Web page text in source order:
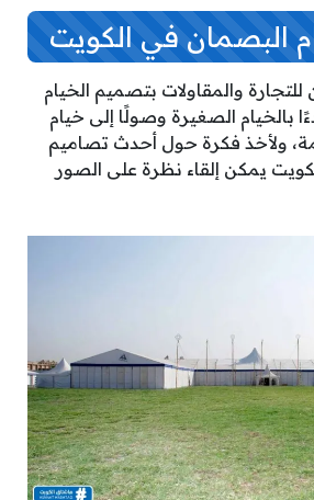
البصمان في الكويت
والمقاولات بتصميم الخيام
بالخيام الصغيرة وصولًا إلى خيام
ولأخذ فكرة حول أحدث تصاميم
يمكن إلقاء نظرة على الصور